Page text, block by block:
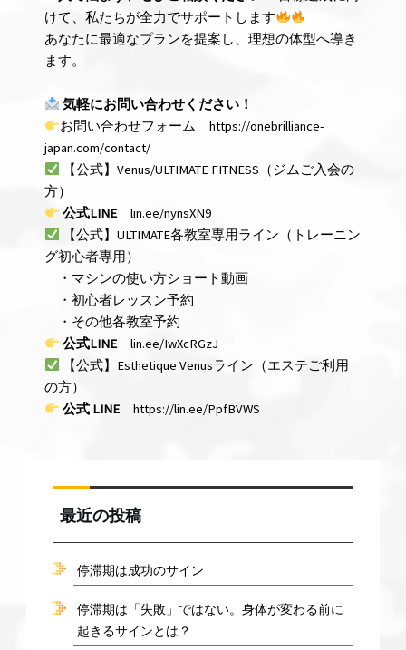
けて、私たちが全力でサポートします
あなたに最適なプランを提案し、理想の体型へ導き
ます。
気軽にお問い合わせください！
お問い合わせフォーム https://onebrilliance-
japan.com/contact/
【公式】Venus/ULTIMATE FITNESS（ジムご入会の
方）
公式LINElin.ee/nynsXN9
【公式】ULTIMATE各教室専用ライン（トレーニン
グ初心者専用）
・マシンの使い方ショート動画
・初心者レッスン予約
・その他各教室予約
公式LINE
lin.ee/IwXcRGzJ
【公式】Esthetique Venusライン（エステご利用
の方）
公式 LINE
https://lin.ee/PpfBVWS
最近の投稿
停滞期は成功のサイン
停滞期は「失敗」ではない。身体が変わる前に
起きるサインとは？